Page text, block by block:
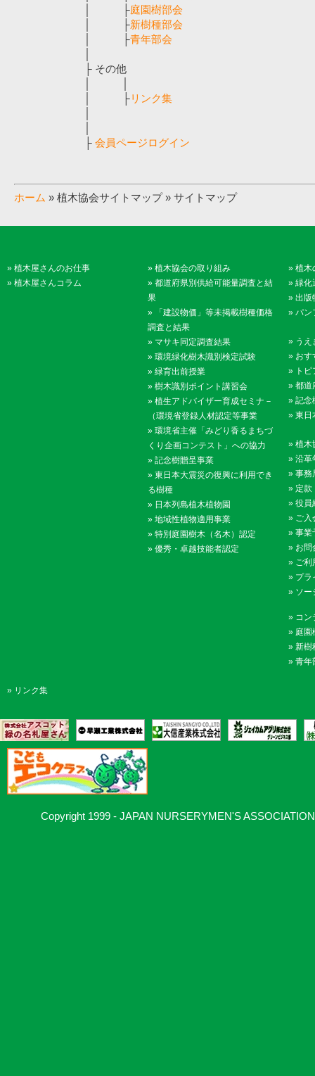
│ ├庭園樹部会
│ ├新樹種部会
│ ├青年部会
├ その他
│ ├リンク集
├ 会員ページログイン
ホーム » 植木協会サイトマップ » サイトマップ
» 植木屋さんのお仕事
» 植木屋さんコラム
» 植木協会の取り組み
» 都道府県別供給可能量調査と結
果
»
「建設物価」等未掲載樹種価格
調査と結果
» マサキ同定調査結果
» 環境緑化樹木識別検定試験
» 緑育出前授業
» 樹木識別ポイント講習会
» 植生アドバイザー育成セミナ－
（環境省登録人材認定等事業
» 環境省主催「みどり香るまちづ
くり企画コンテスト」への協力
» 記念樹贈呈事業
» 東日本大震災の復興に利用でき
る樹種
» 日本列島植木植物園
» 地域性植物適用事業
» 特別庭園樹木（名木）認定
» 優秀・卓越技能者認定
» 植木
» 緑化
» 出版
» パン
» うえ
» おす
» ト
» 都道
» 記念
» 東日
» 植木
» 沿革
» 事務
» 定款
» 役員
» ご入
» 事業
» お問
» ご利
» プラ
» ソー
» コン
» 庭園
» 新樹
» 青年
» リンク集
Copyright 1999 - JAPAN NURSERYMEN'S